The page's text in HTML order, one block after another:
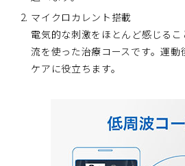
マイクロカレント搭載
電気的な刺激をほとんど感じる
流を使った治療コースです。運
ケアに役立ちます。